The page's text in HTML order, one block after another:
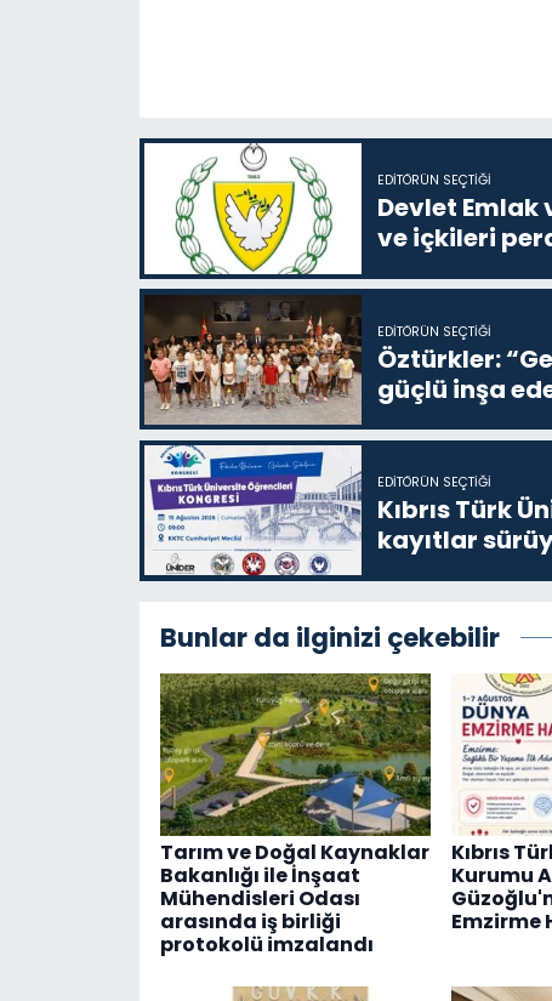
EDITÖRÜN SEÇTIĞI
Devlet Emlak
ve içkileri
EDITÖRÜN SEÇTIĞI
Öztürkler:
güçlü inşa
EDITÖRÜN SEÇTIĞI
Kıbrıs Türk
kayıtlar
Bunlar da ilginizi çekebilir
Tarım ve Doğal Kaynaklar
Bakanlığı ile İnşaat
Mühendisleri Odası
arasında iş birliği
protokolü imzalandı
Kıbrıs
Kurumu
Emzirme